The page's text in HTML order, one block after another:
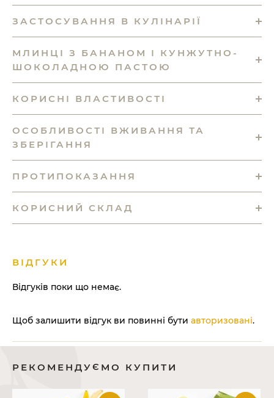
ЗАСТОСУВАННЯ В КУЛІНАРІЇ
МЛИНЦІ З БАНАНОМ І КУНЖУТНО-
ШОКОЛАДНОЮ ПАСТОЮ
КОРИСНІ ВЛАСТИВОСТІ
ОСОБЛИВОСТІ ВЖИВАННЯ ТА
ЗБЕРІГАННЯ
ПРОТИПОКАЗАННЯ
КОРИСНИЙ СКЛАД
ВІДГУКИ
Відгуків поки що немає.
Щоб залишити відгук ви повинні бути авторизовані.
РЕКОМЕНДУЄМО КУПИТИ